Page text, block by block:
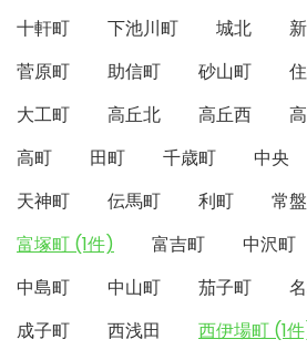
十軒町
下池川町 城北
菅原町
助信町 砂山町
大工町
高丘北 高丘西
高町
田町 千歳町 中央
天神町
伝馬町 利町
常
富塚町 (1件)
富吉町 中沢町
中島町
中山町 茄子町
成子町
西浅田 西伊場町 (1